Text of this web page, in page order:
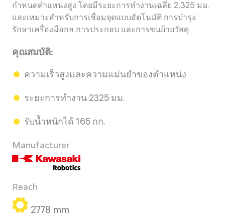
กำหนดตำแหน่งสูง โดยมีระยะการทำงานเฉลี่ย 2,325 มม.
และเหมาะสำหรับการเชื่อมจุดแบบอัตโนมัติ การบำรุง
รักษาเครื่องมือกล การประกอบ และการขนย้ายวัสดุ
คุณสมบัติ:
ความเร็วสูงและความแม่นยำของตำแหน่ง
ระยะการทำงาน 2325 มม.
รับน้ำหนักได้ 165 กก.
Manufacturer
Reach
2778 mm